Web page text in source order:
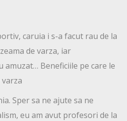
caruia i s-a facut rau de la
de varza, iar
Beneficiile pe care le
Sper sa ne ajute sa ne
eu am avut profesori de la